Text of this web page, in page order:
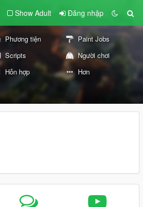
Show Adult Đăng nhập
Phương tiện
Paint Jobs
Scripts
Người chơi
Hỗn hợp Hơn